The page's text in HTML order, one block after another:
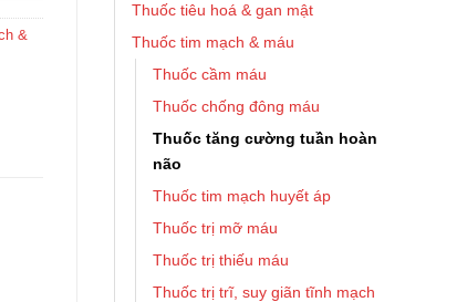
Thuốc tiêu hoá & gan mật
Thuốc tim mạch & máu
Thuốc cầm máu
Thuốc chống đông máu
Thuốc tăng cường tuần hoàn
não
Thuốc tim mạch huyết áp
Thuốc trị mỡ máu
Thuốc trị thiếu máu
Thuốc trị trĩ, suy giãn tĩnh mạch
&